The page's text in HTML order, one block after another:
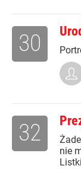
30
nie
32